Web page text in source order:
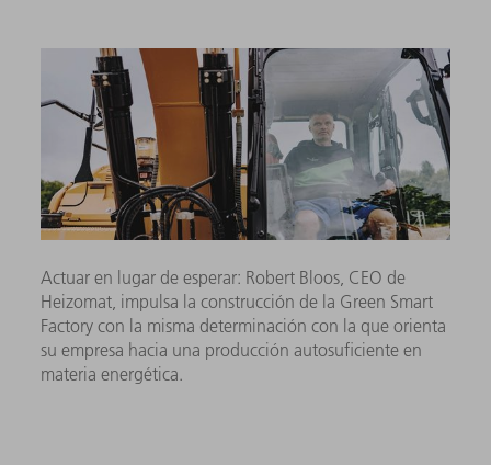
Actuar en lugar de esperar: Robert Bloos, CEO de
Heizomat, impulsa la construcción de la Green Smart
Factory con la misma determinación con la que orienta
su empresa hacia una producción autosuficiente en
materia energética.